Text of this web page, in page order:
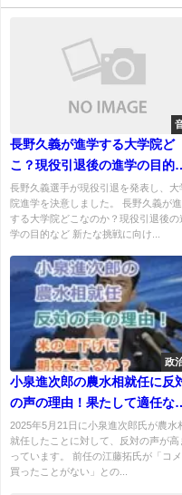
長野久義が進学する大学院ど
こ？現役引退後の進学の目的は
なに？
長野久義選手が現役引退を発表し、大
院進学を決意しました。 長野久義が
する大学院どこなのか？現役引退後の
学の目的など 新たな挑戦に向け...
政
小泉進次郎の農水相就任に反
の声の理由！果たして適任な
か？米の値下げに期待できる
か？
2025年5月21日に小泉進次郎氏が農水
就任したことに対して、反対の声が高
っています。 前任の江藤拓氏が「コ
買ったことがない」との...